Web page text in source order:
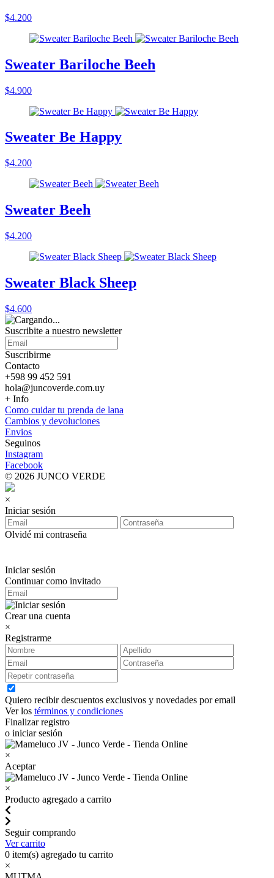
$4.200
Sweater Bariloche Beeh
$4.900
Sweater Be Happy
$4.200
Sweater Beeh
$4.200
Sweater Black Sheep
$4.600
Suscribite a nuestro newsletter
Suscribirme
Contacto
+598 99 452 591
hola@juncoverde.com.uy
+ Info
Como cuidar tu prenda de lana
Cambios y devoluciones
Envios
Seguinos
Instagram
Facebook
© 2026 JUNCO VERDE
×
Iniciar sesión
Olvidé mi contraseña
Iniciar sesión
Continuar como invitado
Crear una cuenta
×
Registrarme
Quiero recibir descuentos exclusivos y novedades por email
Ver los términos y condiciones
Finalizar registro
o iniciar sesión
×
Aceptar
×
Producto agregado a carrito
Seguir comprando
Ver carrito
0 item(s) agregado tu carrito
×